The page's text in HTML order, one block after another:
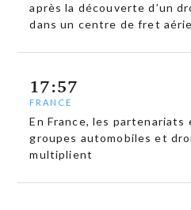
après la découverte d’un
dans un centre de fret
17:57
FRANCE
En France, les partenariats
groupes automobiles et
multiplient